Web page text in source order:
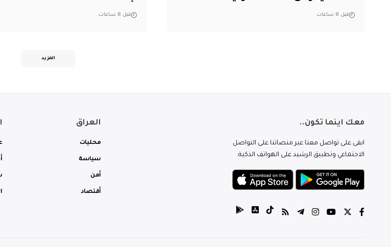
قبل 8 ساعات قبل 8 ساعات
المزيد
معك اينما تكون..
ابقى على تواصل معنا عبر منصاتنا على التواصل
الاجتماعي وتطبيق الرشيد على الهواتف الذكية.
العراق
محليات
سياسة
أمن
أقتصاد